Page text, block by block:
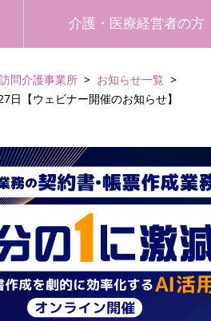
介護・医療経営者の方
問介護事業所
お知らせ一覧
【ウェビナー開催のお知らせ】